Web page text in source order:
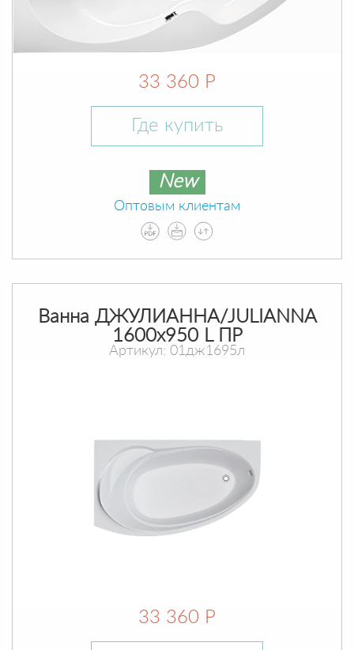
33 360 Р
Где купить
New
Оптовым клиентам
Ванна ДЖУЛИАННА/JULIANNA
1600х950 L ПР
Артикул: 01дж1695л
33 360 Р